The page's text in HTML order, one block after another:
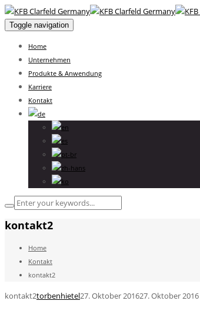
Toggle navigation
Home
Unternehmen
Produkte & Anwendung
Karriere
Kontakt
kontakt2
Home
Kontakt
kontakt2
kontakt2torbenhietel27. Oktober 201627. Oktober 2016